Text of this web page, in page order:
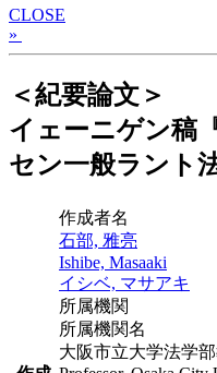
CLOSE
»
＜紀要論文＞
イェーニゲン稿
セン一般ラント
作成者名
石部, 雅亮
Ishibe, Masaaki
イシベ, マサアキ
所属機関
所属機関名
大阪市立大学法学